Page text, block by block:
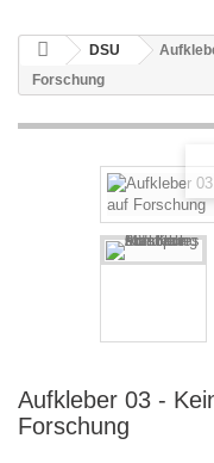
DSU
Forschung
Aufkleber 03 -
Forschung